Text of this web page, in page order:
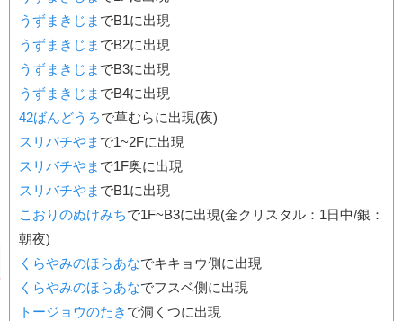
うずまきじま でB1に出現
うずまきじま でB2に出現
うずまきじま でB3に出現
うずまきじま でB4に出現
42ばんどうろで草むらに出現(夜)
スリバチやま で1~2Fに出現
スリバチやま で1F奥に出現
スリバチやま でB1に出現
こおりのぬけみちで1F~B3に出現(金クリスタル：1日中/銀：
朝夜)
くらやみのほらあなでキキョウ側に出現
くらやみのほらあなでフスベ側に出現
トージョウのたき で洞くつに出現